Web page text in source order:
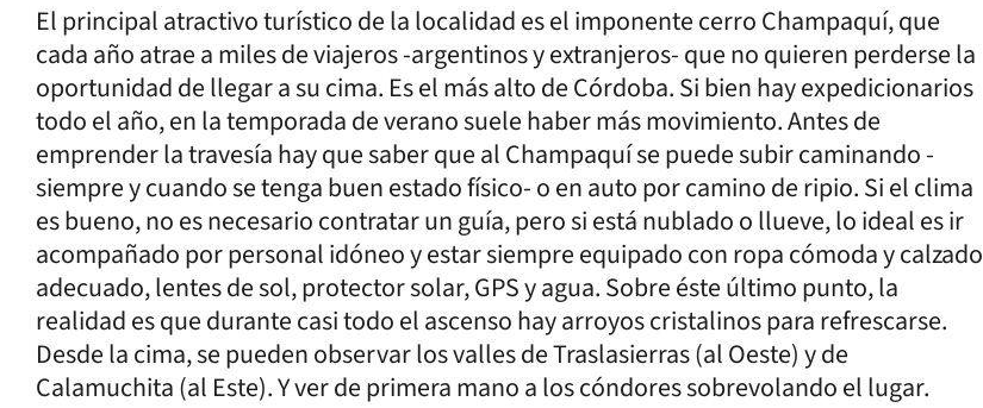
El principal atractivo turístico de la localidad es el imponente cerro Champaquí, que
cada año atrae a miles de viajeros -argentinos y extranjeros- que no quieren perderse la
oportunidad de llegar a su cima. Es el más alto de Córdoba. Si bien hay expedicionarios
todo el año, en la temporada de verano suele haber más movimiento. Antes de
emprender la travesía hay que saber que al Champaquí se puede subir caminando -
siempre y cuando se tenga buen estado físico- o en auto por camino de ripio. Si el clima
es bueno, no es necesario contratar un guía, pero si está nublado o llueve, lo ideal es ir
acompañado por personal idóneo y estar siempre equipado con ropa cómoda y calzado
adecuado, lentes de sol, protector solar, GPS y agua. Sobre éste último punto, la
realidad es que durante casi todo el ascenso hay arroyos cristalinos para refrescarse.
Desde la cima, se pueden observar los valles de Traslasierras (al Oeste) y de
Calamuchita (al Este). Y ver de primera mano a los cóndores sobrevolando el lugar.